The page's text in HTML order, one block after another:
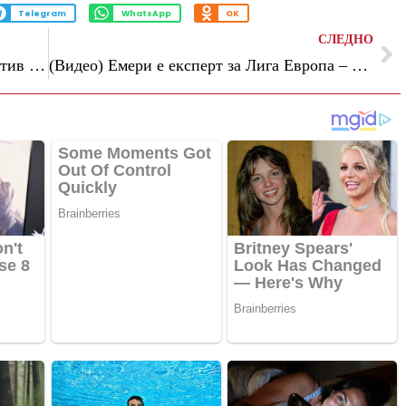
Telegram WhatsApp OK
Диjаз-Канел: Обвинението на САД против Кастро ја открива нивната ароганција и фрустрација
СЛЕДНО
(Видео) Емери е експерт за Лига Европа – Астон Вила доминантно го освои трофејот